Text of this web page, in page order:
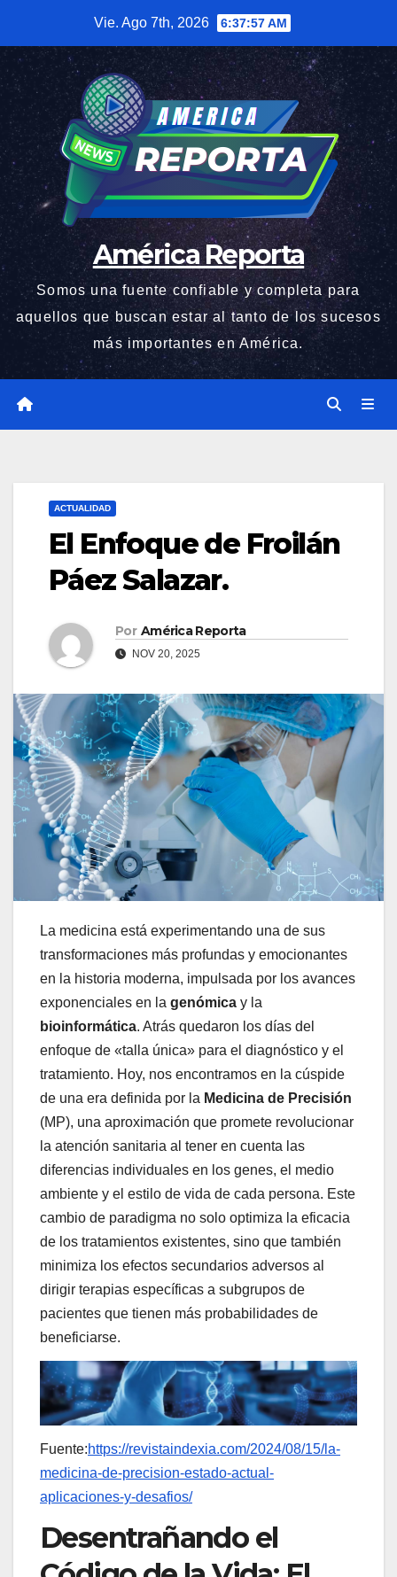
contenido
Vie. Ago 7th, 2026 6:37:58 AM
América Reporta
Somos una fuente confiable y completa para
aquellos que buscan estar al tanto de los sucesos
más importantes en América.
ACTUALIDAD
El Enfoque de Froilán
Páez Salazar.
Por América Reporta
NOV 20, 2025
La medicina está experimentando una de sus
transformaciones más profundas y emocionantes
en la historia moderna, impulsada por los avances
exponenciales en la genómica y la
bioinformática. Atrás quedaron los días del
enfoque de «talla única» para el diagnóstico y el
tratamiento. Hoy, nos encontramos en la cúspide
de una era definida por la Medicina de Precisión
(MP), una aproximación que promete revolucionar
la atención sanitaria al tener en cuenta las
diferencias individuales en los genes, el medio
ambiente y el estilo de vida de cada persona. Este
cambio de paradigma no solo optimiza la eficacia
de los tratamientos existentes, sino que también
minimiza los efectos secundarios adversos al
dirigir terapias específicas a subgrupos de
pacientes que tienen más probabilidades de
beneficiarse.
Fuente:https://revistaindexia.com/2024/08/15/la-
medicina-de-precision-estado-actual-
aplicaciones-y-desafios/
Desentrañando el